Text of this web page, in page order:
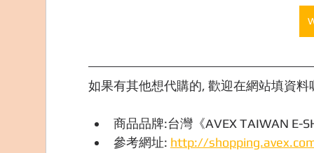
如果有其他想代購的, 歡迎在網站填資料
商品品牌:台灣《AVEX TAIWAN E-
參考網址: http://